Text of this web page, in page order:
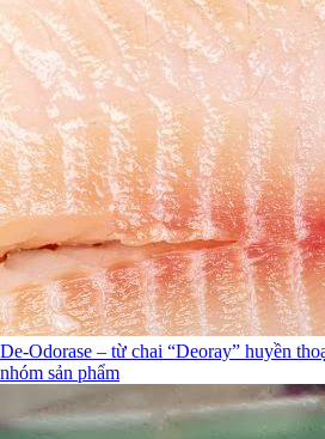
De-Odorase – từ chai “Deoray” huyền
nhóm sản phẩm